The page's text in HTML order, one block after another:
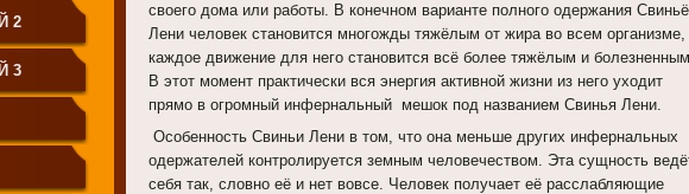
своего дома или работы. В конечном варианте полного одержания
Лени человек становится многожды тяжёлым от жира во всем организме,
каждое движение для него становится всё более тяжёлым и
В этот момент практически вся энергия активной жизни из него уходит
прямо в огромный инфернальный мешок под названием Свинья Лени.
Особенность Свиньи Лени в том, что она меньше других инфернальных
одержателей контролируется земным человечеством. Эта сущность
себя так, словно её и нет вовсе. Человек получает её расслабляющие
2
3